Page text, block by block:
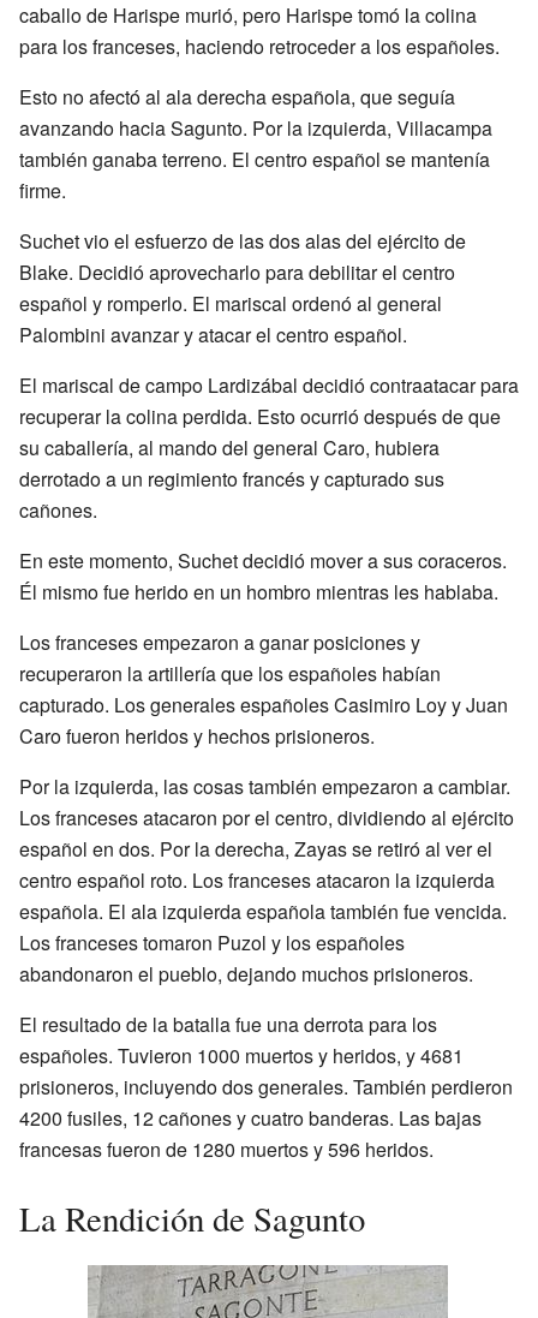
caballo de Harispe murió, pero Harispe tomó la colina
para los franceses, haciendo retroceder a los españoles.
Esto no afectó al ala derecha española, que seguía
avanzando hacia Sagunto. Por la izquierda, Villacampa
también ganaba terreno. El centro español se mantenía
firme.
Suchet vio el esfuerzo de las dos alas del ejército de
Blake. Decidió aprovecharlo para debilitar el centro
español y romperlo. El mariscal ordenó al general
Palombini avanzar y atacar el centro español.
El mariscal de campo Lardizábal decidió contraatacar para
recuperar la colina perdida. Esto ocurrió después de que
su caballería, al mando del general Caro, hubiera
derrotado a un regimiento francés y capturado sus
cañones.
En este momento, Suchet decidió mover a sus coraceros.
Él mismo fue herido en un hombro mientras les hablaba.
Los franceses empezaron a ganar posiciones y
recuperaron la artillería que los españoles habían
capturado. Los generales españoles Casimiro Loy y Juan
Caro fueron heridos y hechos prisioneros.
Por la izquierda, las cosas también empezaron a cambiar.
Los franceses atacaron por el centro, dividiendo al ejército
español en dos. Por la derecha, Zayas se retiró al ver el
centro español roto. Los franceses atacaron la izquierda
española. El ala izquierda española también fue vencida.
Los franceses tomaron Puzol y los españoles
abandonaron el pueblo, dejando muchos prisioneros.
El resultado de la batalla fue una derrota para los
españoles. Tuvieron 1000 muertos y heridos, y 4681
prisioneros, incluyendo dos generales. También perdieron
4200 fusiles, 12 cañones y cuatro banderas. Las bajas
francesas fueron de 1280 muertos y 596 heridos.
La Rendición de Sagunto